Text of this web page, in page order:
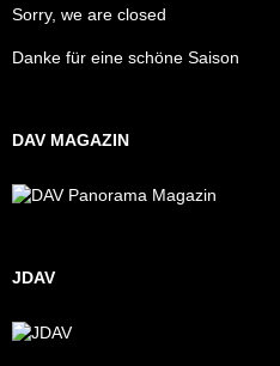
Sorry, we are closed
Danke für eine schöne Saison
DAV MAGAZIN
JDAV